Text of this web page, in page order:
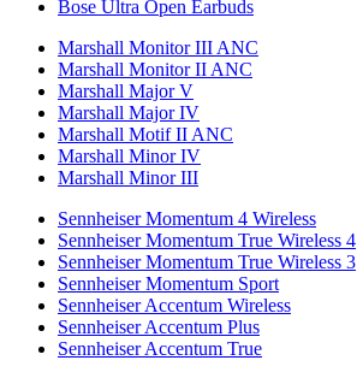
Bose Ultra Open Earbuds
Marshall Monitor III ANC
Marshall Monitor II ANC
Marshall Major V
Marshall Major IV
Marshall Motif II ANC
Marshall Minor IV
Marshall Minor III
Sennheiser Momentum 4 Wireless
Sennheiser Momentum True Wireless 4
Sennheiser Momentum True Wireless 3
Sennheiser Momentum Sport
Sennheiser Accentum Wireless
Sennheiser Accentum Plus
Sennheiser Accentum True